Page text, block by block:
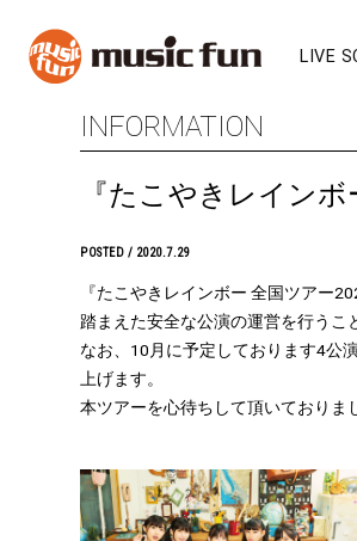
LIVE
INFORMATION
『たこやきレイン
POSTED / 2020.7.29
『たこやきレインボー 全国ツアー
踏まえた安全な公演の運営を行うこ
なお、10月に予定しております4公
上げます。
本ツアーを心待ちして頂いておりま